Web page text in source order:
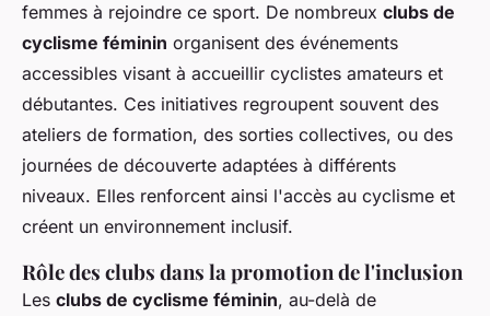
femmes à rejoindre ce sport. De nombreux clubs de
cyclisme féminin organisent des événements
accessibles visant à accueillir cyclistes amateurs et
débutantes. Ces initiatives regroupent souvent des
ateliers de formation, des sorties collectives, ou des
journées de découverte adaptées à différents
niveaux. Elles renforcent ainsi l'accès au cyclisme et
créent un environnement inclusif.
Rôle des clubs dans la promotion de l'inclusion
Les clubs de cyclisme féminin, au-delà de